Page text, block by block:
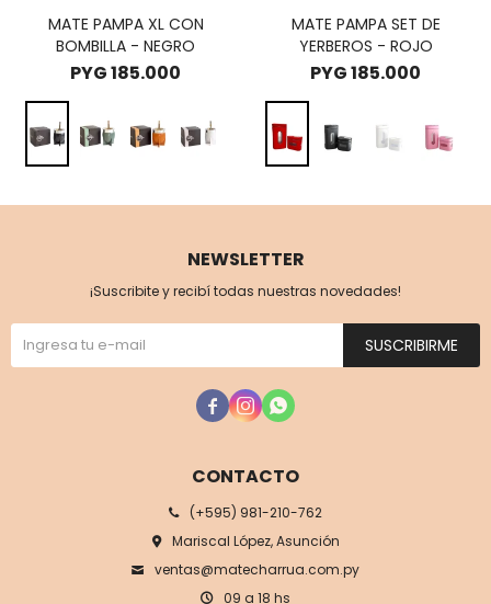
MATE PAMPA XL CON
BOMBILLA - NEGRO
PYG185.000
MATE PAMPA SET DE
YERBEROS - ROJO
PYG185.000
CONTACTO
(+595) 981-210-762
Mariscal López, Asunción
ventas@matecharrua.com.py
09 a 18 hs
NEWSLETTER
¡Suscribite y recibí todas nuestras novedades!
SUSCRIBIRME
  